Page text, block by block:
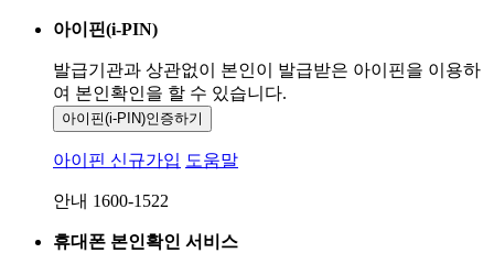
아이핀(i-PIN)
발급기관과 상관없이 본인이 발급받은 아이핀을 이용하
여 본인확인을 할 수 있습니다.
아이핀(i-PIN)인증하기
아이핀 신규가입 도움말
안내 1600-1522
휴대폰 본인확인 서비스